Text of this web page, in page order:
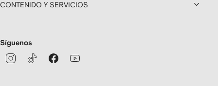
CONTENIDO Y SERVICIOS
Síguenos